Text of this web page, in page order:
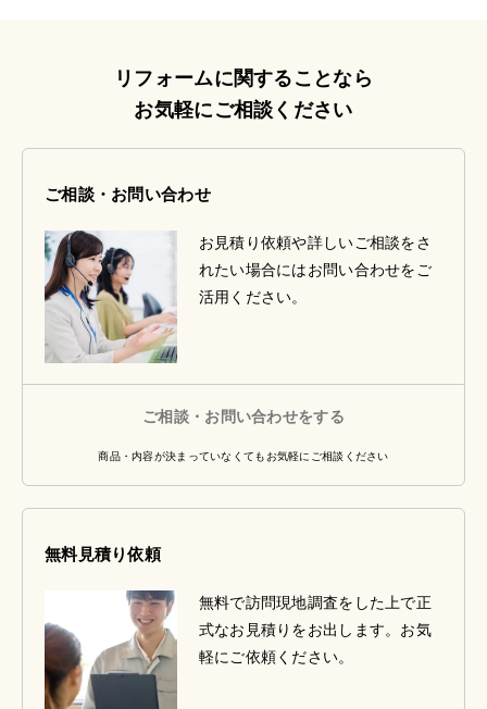
リフォームに関することなら
お気軽にご相談ください
ご相談・お問い合わせ
お見積り依頼や詳しいご相談をさ
れたい場合にはお問い合わせをご
活用ください。
ご相談・お問い合わせをする
商品・内容が決まっていなくてもお気軽にご相談ください
無料見積り依頼
無料で訪問現地調査をした上で正
式なお見積りをお出します。お気
軽にご依頼ください。